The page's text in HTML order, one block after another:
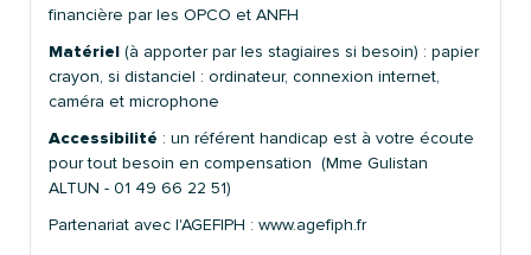
financière par les OPCO et ANFH
Matériel (à apporter par les stagiaires si besoin) : papier
crayon, si distanciel : ordinateur, connexion internet,
caméra et microphone
Accessibilité : un référent handicap est à votre écoute
pour tout besoin en compensation (Mme Gulistan
ALTUN - 01 49 66 22 51)
Partenariat avec l'AGEFIPH : www.agefiph.fr